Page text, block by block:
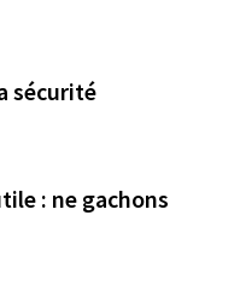
sécurité
: ne gachons